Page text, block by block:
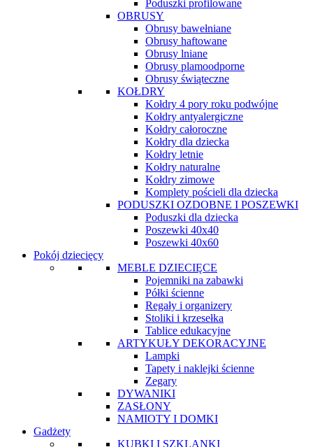
Poduszki profilowane
OBRUSY
Obrusy bawełniane
Obrusy haftowane
Obrusy lniane
Obrusy plamoodporne
Obrusy świąteczne
KOŁDRY
Kołdry 4 pory roku podwójne
Kołdry antyalergiczne
Kołdry całoroczne
Kołdry dla dziecka
Kołdry letnie
Kołdry naturalne
Kołdry zimowe
Komplety pościeli dla dziecka
PODUSZKI OZDOBNE I POSZEWKI
Poduszki dla dziecka
Poszewki 40x40
Poszewki 40x60
Pokój dziecięcy
MEBLE DZIECIĘCE
Pojemniki na zabawki
Półki ścienne
Regały i organizery
Stoliki i krzesełka
Tablice edukacyjne
ARTYKUŁY DEKORACYJNE
Lampki
Tapety i naklejki ścienne
Zegary
DYWANIKI
ZASŁONY
NAMIOTY I DOMKI
Gadżety
KUBKI I SZKLANKI